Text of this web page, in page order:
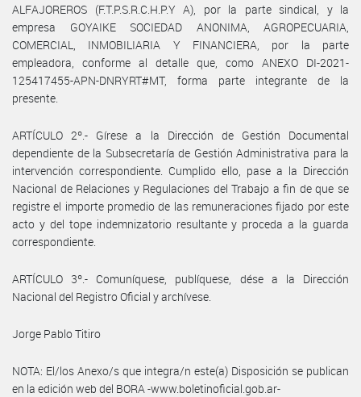
ALFAJOREROS (F.T.P.S.R.C.H.P.Y A), por la parte sindical, y la
empresa GOYAIKE SOCIEDAD ANONIMA, AGROPECUARIA,
COMERCIAL, INMOBILIARIA Y FINANCIERA, por la parte
empleadora, conforme al detalle que, como ANEXO DI-2021-
125417455-APN-DNRYRT#MT, forma parte integrante de la
presente.
ARTÍCULO 2º.- Gírese a la Dirección de Gestión Documental
dependiente de la Subsecretaría de Gestión Administrativa para la
intervención correspondiente. Cumplido ello, pase a la Dirección
Nacional de Relaciones y Regulaciones del Trabajo a fin de que se
registre el importe promedio de las remuneraciones fijado por este
acto y del tope indemnizatorio resultante y proceda a la guarda
correspondiente.
ARTÍCULO 3º.- Comuníquese, publíquese, dése a la Dirección
Nacional del Registro Oficial y archívese.
Jorge Pablo Titiro
NOTA: El/los Anexo/s que integra/n este(a) Disposición se publican
en la edición web del BORA -www.boletinoficial.gob.ar-